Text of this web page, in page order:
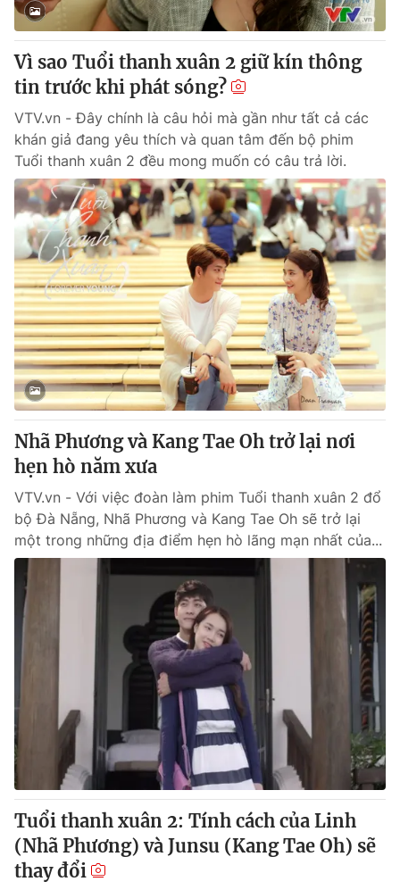
Vì sao Tuổi thanh xuân 2 giữ kín thông
tin trước khi phát sóng?
VTV.vn - Đây chính là câu hỏi mà gần như tất cả các
khán giả đang yêu thích và quan tâm đến bộ phim
Tuổi thanh xuân 2 đều mong muốn có câu trả lời.
Nhã Phương và Kang Tae Oh trở lại nơi
hẹn hò năm xưa
VTV.vn - Với việc đoàn làm phim Tuổi thanh xuân 2 đổ
bộ Đà Nẵng, Nhã Phương và Kang Tae Oh sẽ trở lại
một trong những địa điểm hẹn hò lãng mạn nhất của...
Tuổi thanh xuân 2: Tính cách của Linh
(Nhã Phương) và Junsu (Kang Tae Oh) sẽ
thay đổi